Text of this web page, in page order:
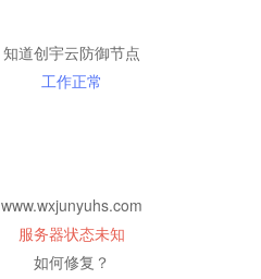
知道创宇云防御节点
工作正常
www.wxjunyuhs.com
服务器状态未知
如何修复？